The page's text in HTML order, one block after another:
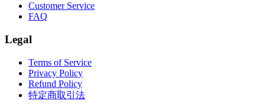
Customer Service
FAQ
Legal
Terms of Service
Privacy Policy
Refund Policy
特定商取引法